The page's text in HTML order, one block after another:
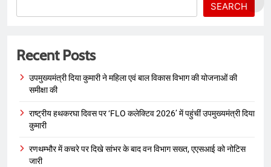
SEARCH
Recent Posts
उपमुख्यमंत्री दिया कुमारी ने महिला एवं बाल विकास विभाग की योजनाओं की
समीक्षा की
राष्ट्रीय हथकरघा दिवस पर ‘FLO कलेक्टिव 2026’ में पहुंचीं उपमुख्यमंत्री दिया
कुमारी
रणथम्भौर में कचरे पर दिखे सांभर के बाद वन विभाग सख्त, एएसआई को नोटिस
जारी